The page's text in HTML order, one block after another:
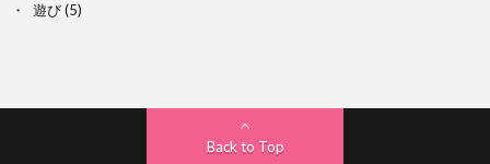
遊び(5)
Back to Top